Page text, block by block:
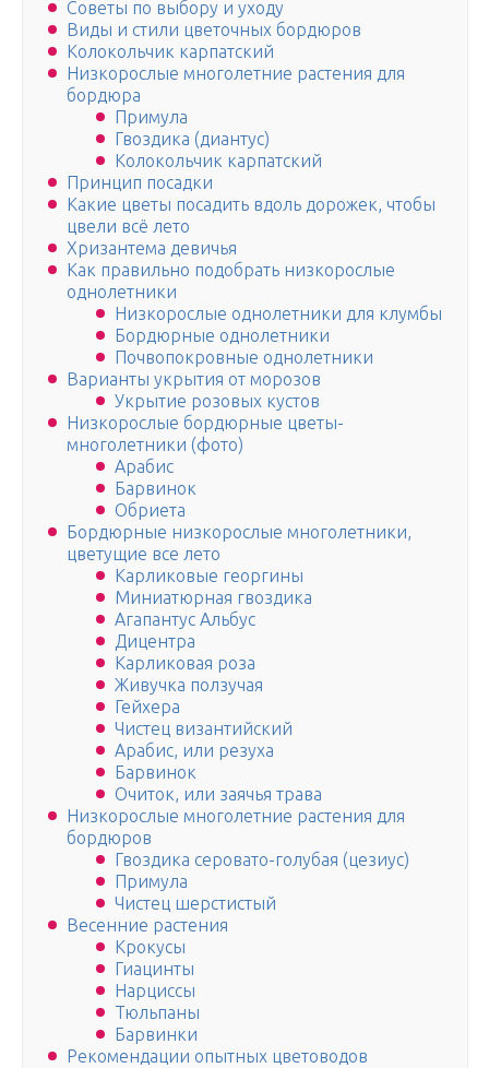
Советы по выбору и уходу
Виды и стили цветочных бордюров
Колокольчик карпатский
Низкорослые многолетние растения для
бордюра
Примула
Гвоздика (диантус)
Колокольчик карпатский
Принцип посадки
Какие цветы посадить вдоль дорожек, чтобы
цвели всё лето
Хризантема девичья
Как правильно подобрать низкорослые
однолетники
Низкорослые однолетники для клумбы
Бордюрные однолетники
Почвопокровные однолетники
Варианты укрытия от морозов
Укрытие розовых кустов
Низкорослые бордюрные цветы-
многолетники (фото)
Арабис
Барвинок
Обриета
Бордюрные низкорослые многолетники,
цветущие все лето
Карликовые георгины
Миниатюрная гвоздика
Агапантус Альбус
Дицентра
Карликовая роза
Живучка ползучая
Гейхера
Чистец византийский
Арабис, или резуха
Барвинок
Очиток, или заячья трава
Низкорослые многолетние растения для
бордюров
Гвоздика серовато-голубая (цезиус)
Примула
Чистец шерстистый
Весенние растения
Крокусы
Гиацинты
Нарциссы
Тюльпаны
Барвинки
Рекомендации опытных цветоводов